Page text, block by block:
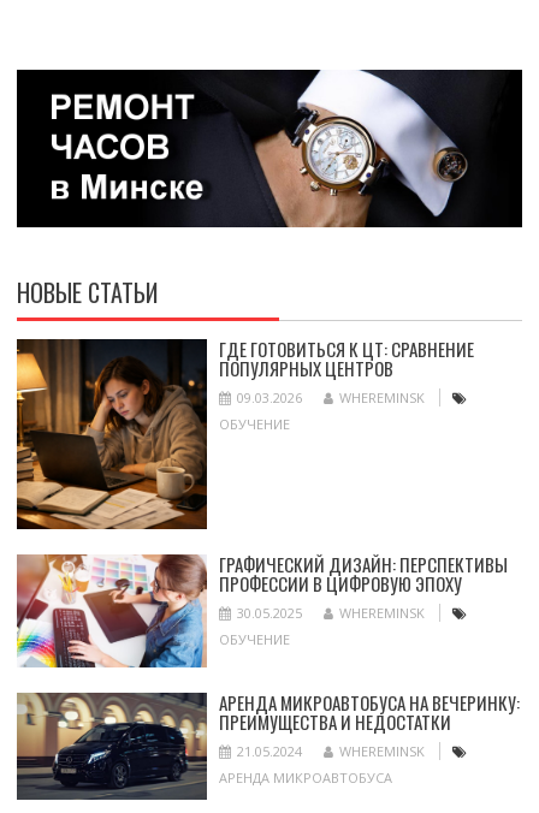
НОВЫЕ СТАТЬИ
ГДЕ ГОТОВИТЬСЯ К ЦТ: СРАВНЕНИЕ
ПОПУЛЯРНЫХ ЦЕНТРОВ
09.03.2026
WHEREMINSK
ОБУЧЕНИЕ
ГРАФИЧЕСКИЙ ДИЗАЙН: ПЕРСПЕКТИВЫ
ПРОФЕССИИ В ЦИФРОВУЮ ЭПОХУ
30.05.2025
WHEREMINSK
ОБУЧЕНИЕ
АРЕНДА МИКРОАВТОБУСА НА ВЕЧЕРИНКУ:
ПРЕИМУЩЕСТВА И НЕДОСТАТКИ
21.05.2024
WHEREMINSK
АРЕНДА МИКРОАВТОБУСА